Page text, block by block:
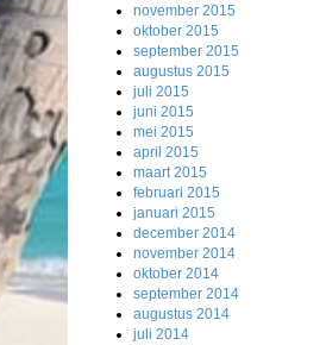
november 2015
oktober 2015
september 2015
augustus 2015
juli 2015
juni 2015
mei 2015
april 2015
maart 2015
februari 2015
januari 2015
december 2014
november 2014
oktober 2014
september 2014
augustus 2014
juli 2014